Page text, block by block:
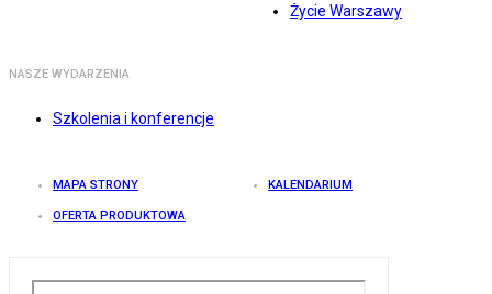
Życie Warszawy
NASZE WYDARZENIA
Szkolenia i konferencje
MAPA STRONY KALENDARIUM
OFERTA PRODUKTOWA